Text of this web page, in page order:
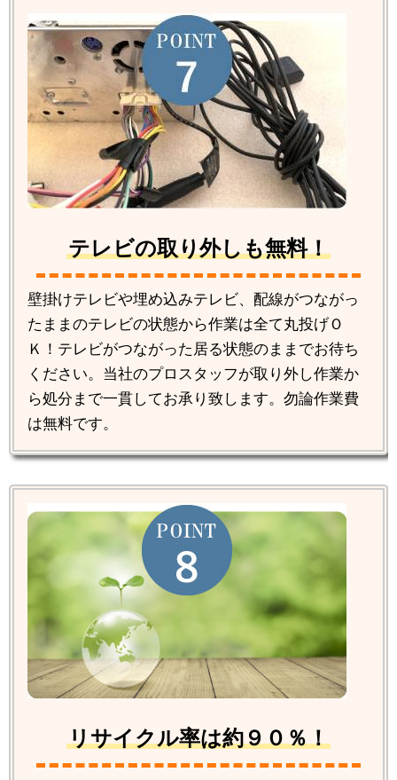
テレビの取り外しも無料！
壁掛けテレビや埋め込みテレビ、配線がつながっ
たままのテレビの状態から作業は全て丸投げＯ
Ｋ！テレビがつながった居る状態のままでお待ち
ください。当社のプロスタッフが取り外し作業か
ら処分まで一貫してお承り致します。勿論作業費
は無料です。
リサイクル率は約９０％！